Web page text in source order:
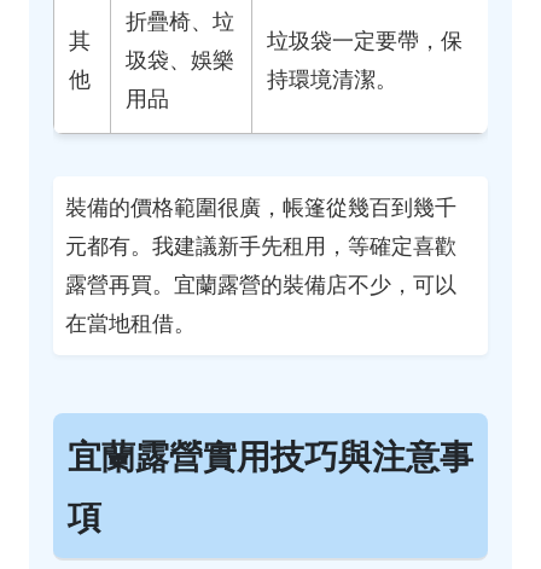
其
他
折疊椅、垃
圾袋、娛樂
用品
垃圾袋一定要帶，保
持環境清潔。
裝備的價格範圍很廣，帳篷從幾百到幾千
元都有。我建議新手先租用，等確定喜歡
露營再買。宜蘭露營的裝備店不少，可以
在當地租借。
宜蘭露營實用技巧與注意事
項